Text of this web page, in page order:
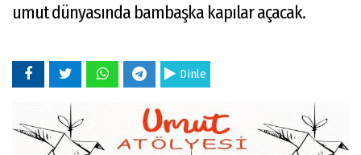
umut dünyasında bambaşka kapılar açacak.
Dinle